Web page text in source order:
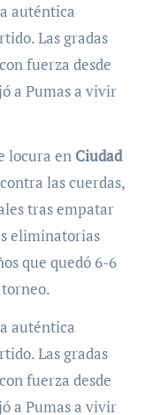
Las gradas
fuerza desde
a Pumas a vivir
locura en Ciudad
las cuerdas,
tras empatar
eliminatorias
que quedó 6-6
auténtica
Las gradas
fuerza desde
a Pumas a vivir